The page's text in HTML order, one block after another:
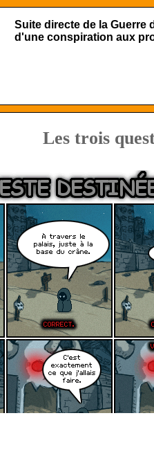
Suite directe de la Guerre
d'une conspiration aux
Les trois